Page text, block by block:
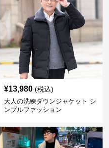
¥13,980 (税込)
大人の洗練ダウンジャケット シ
ンプルファッション